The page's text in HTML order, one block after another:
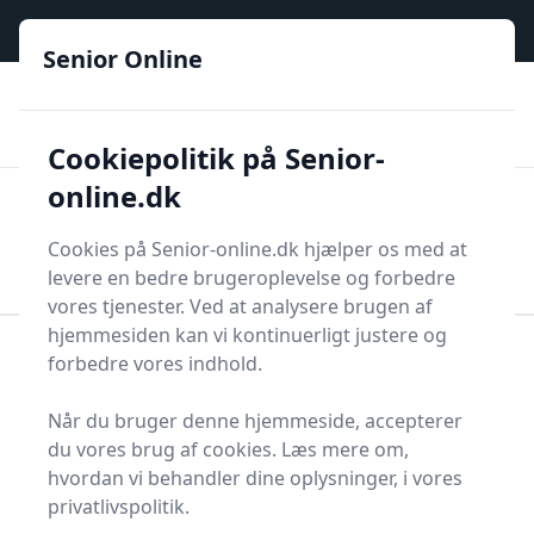
Søg
Forside
Øvrige produkter
Briller - 45 på lager
Velkommen til vores omfattende guide 'Fra a til å om
Senior Online
Cookiepolitik på Senior-
online.dk
Cookies på Senior-online.dk hjælper os med at
levere en bedre brugeroplevelse og forbedre
vores tjenester. Ved at analysere brugen af
hjemmesiden kan vi kontinuerligt justere og
forbedre vores indhold.
Når du bruger denne hjemmeside, accepterer
du vores brug af cookies. Læs mere om,
hvordan vi behandler dine oplysninger, i vores
privatlivspolitik.